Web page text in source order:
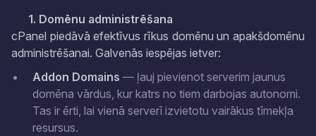
1. Domēnu administrēšana
cPanel piedāvā efektīvus rīkus domēnu un apakšdomēnu
administrēšanai. Galvenās iespējas ietver:
Addon Domains — ļauj pievienot serverim jaunus
domēna vārdus, kur katrs no tiem darbojas autonomi.
Tas ir ērti, lai vienā serverī izvietotu vairākus tīmekļa
resursus.